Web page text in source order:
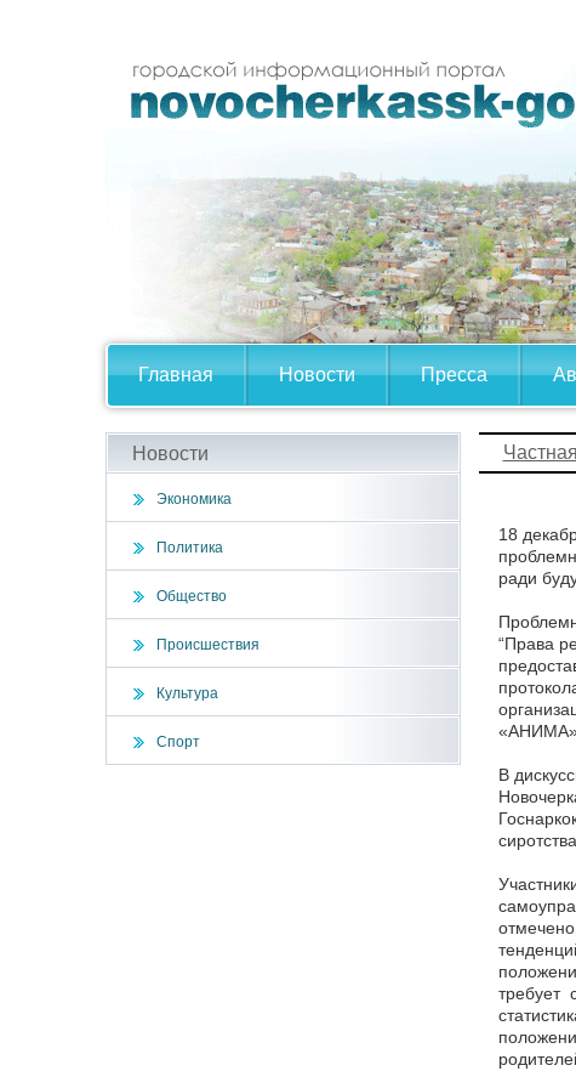
Главная Новости Пресса
Новости
Экономика
Политика
Общество
Происшествия
Культура
Спорт
18
ради
“Права
«АНИМА»,
В
требует